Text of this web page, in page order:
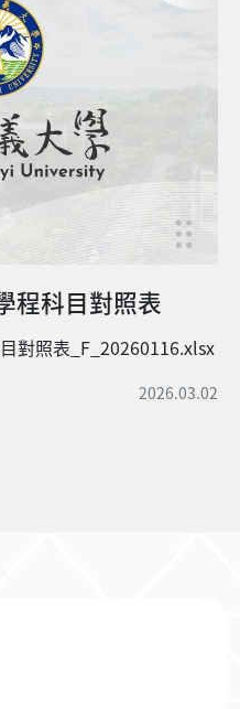
程科目對照表
對照表_F_20260116.xlsx
2026.03.02